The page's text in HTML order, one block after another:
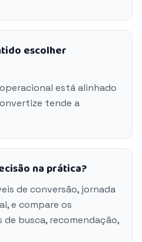
escolher
está alinhado
tende a
na prática?
de conversão, jornada
e compare os
busca, recomendação,